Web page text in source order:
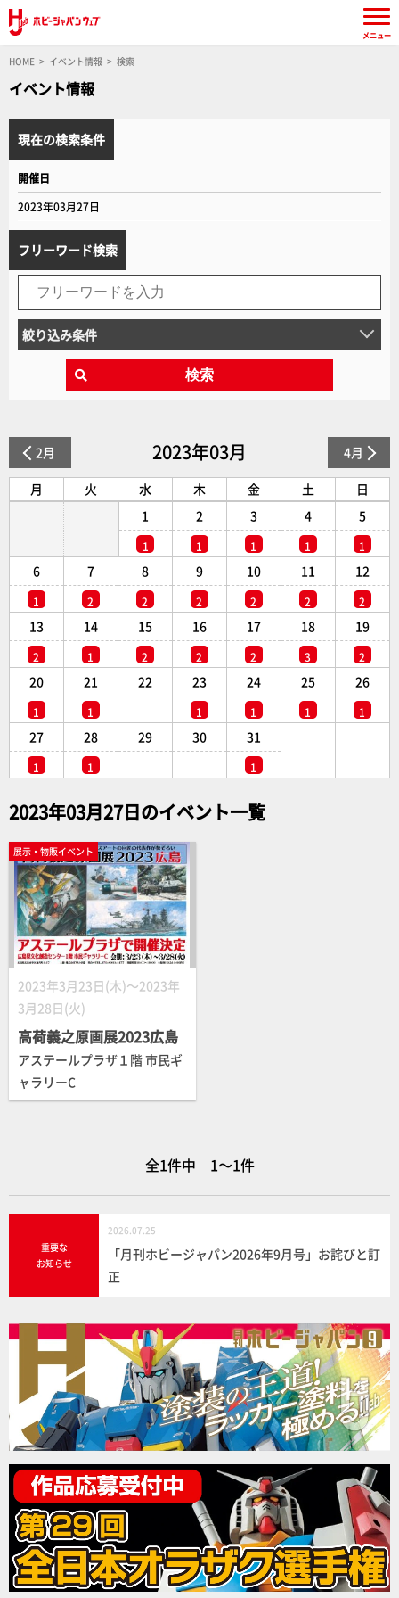
HOME イベント情報 検索
イベント情報
現在の検索条件
開催日
2023年03月27日
フリーワード検索
絞り込み条件
検索
2月 2023年03月 4月
月 火 水 木 金 土
日
1
1
2
1
3
1
4
1
5
1
6
1
7
2
8
2
9
2
10
2
11
2
12
2
13
2
14
1
15
2
16
2
17
2
18
3
19
2
20
1
21
1
22 23
1
24
1
25
1
26
1
27
1
28
1
29 30 31
1
2023年03月27日のイベント一覧
展示・物販イベント
2023年3月23日(木)～2023年
3月28日(火)
高荷義之原画展2023広島
アステールプラザ１階 市民ギ
ャラリーC
全1件中 1～1件
重要な
お知らせ
2026.07.25
「月刊ホビージャパン2026年9月号」お詫びと訂
正
メニュー